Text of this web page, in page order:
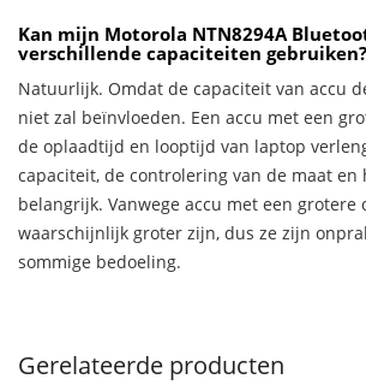
Kan mijn Motorola NTN8294A
verschillende capaciteiten gebruiken?
Natuurlijk. Omdat de capaciteit van accu
niet zal beïnvloeden. Een accu met een
de oplaadtijd en looptijd van laptop
capaciteit, de controlering van de maat en
belangrijk. Vanwege accu met een grotere
waarschijnlijk groter zijn, dus ze zijn
sommige bedoeling.
Gerelateerde producten